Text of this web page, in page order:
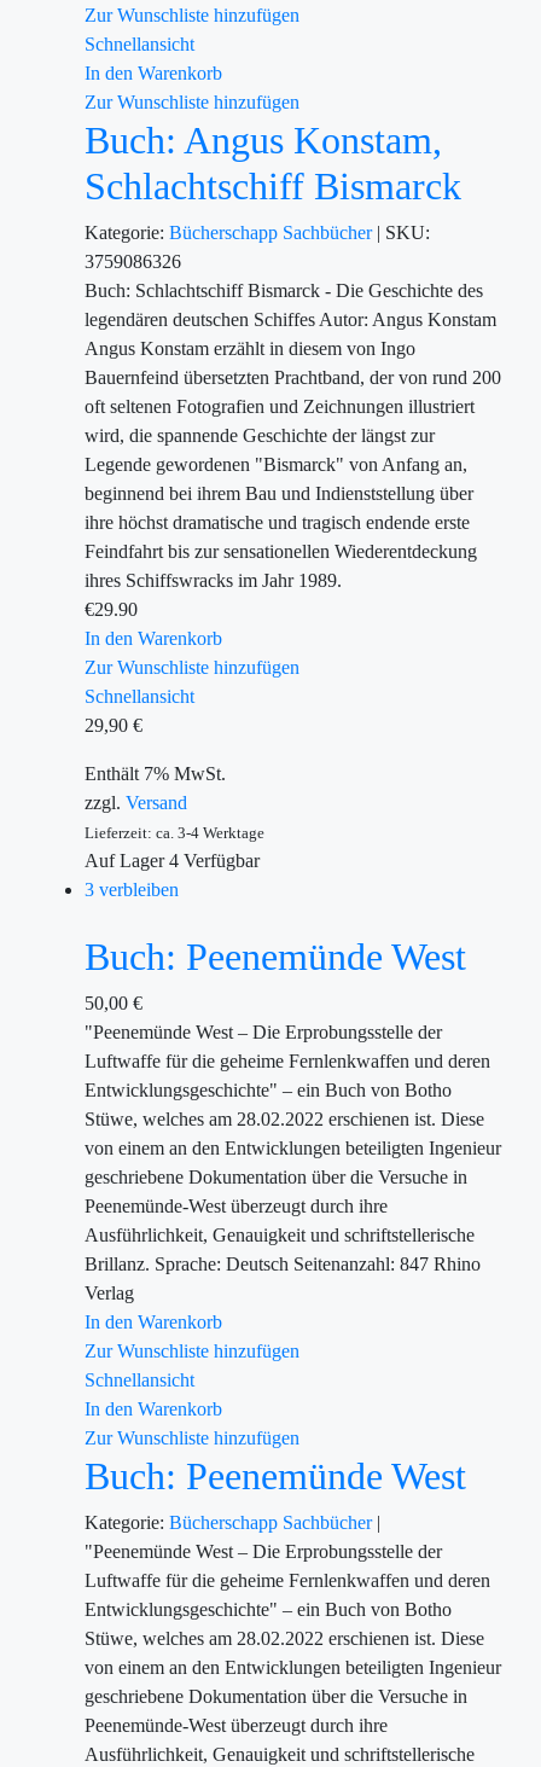
Zur Wunschliste hinzufügen
Schnellansicht
In den Warenkorb
Zur Wunschliste hinzufügen
Buch: Angus Konstam,
Schlachtschiff Bismarck
Kategorie: Bücherschapp Sachbücher | SKU:
3759086326
Buch: Schlachtschiff Bismarck - Die Geschichte des
legendären deutschen Schiffes Autor: Angus Konstam
Angus Konstam erzählt in diesem von Ingo
Bauernfeind übersetzten Prachtband, der von rund 200
oft seltenen Fotografien und Zeichnungen illustriert
wird, die spannende Geschichte der längst zur
Legende gewordenen "Bismarck" von Anfang an,
beginnend bei ihrem Bau und Indienststellung über
ihre höchst dramatische und tragisch endende erste
Feindfahrt bis zur sensationellen Wiederentdeckung
ihres Schiffswracks im Jahr 1989.
€29.90
In den Warenkorb
Zur Wunschliste hinzufügen
Schnellansicht
29,90 €
Enthält 7% MwSt.
zzgl. Versand
Lieferzeit: ca. 3-4 Werktage
Auf Lager4 Verfügbar
3 verbleiben
Buch: Peenemünde West
50,00 €
"Peenemünde West – Die Erprobungsstelle der
Luftwaffe für die geheime Fernlenkwaffen und deren
Entwicklungsgeschichte" – ein Buch von Botho
Stüwe, welches am 28.02.2022 erschienen ist. Diese
von einem an den Entwicklungen beteiligten Ingenieur
geschriebene Dokumentation über die Versuche in
Peenemünde-West überzeugt durch ihre
Ausführlichkeit, Genauigkeit und schriftstellerische
Brillanz. Sprache: Deutsch Seitenanzahl: 847 Rhino
Verlag
In den Warenkorb
Zur Wunschliste hinzufügen
Schnellansicht
In den Warenkorb
Zur Wunschliste hinzufügen
Buch: Peenemünde West
Kategorie: Bücherschapp Sachbücher |
"Peenemünde West – Die Erprobungsstelle der
Luftwaffe für die geheime Fernlenkwaffen und deren
Entwicklungsgeschichte" – ein Buch von Botho
Stüwe, welches am 28.02.2022 erschienen ist. Diese
von einem an den Entwicklungen beteiligten Ingenieur
geschriebene Dokumentation über die Versuche in
Peenemünde-West überzeugt durch ihre
Ausführlichkeit, Genauigkeit und schriftstellerische